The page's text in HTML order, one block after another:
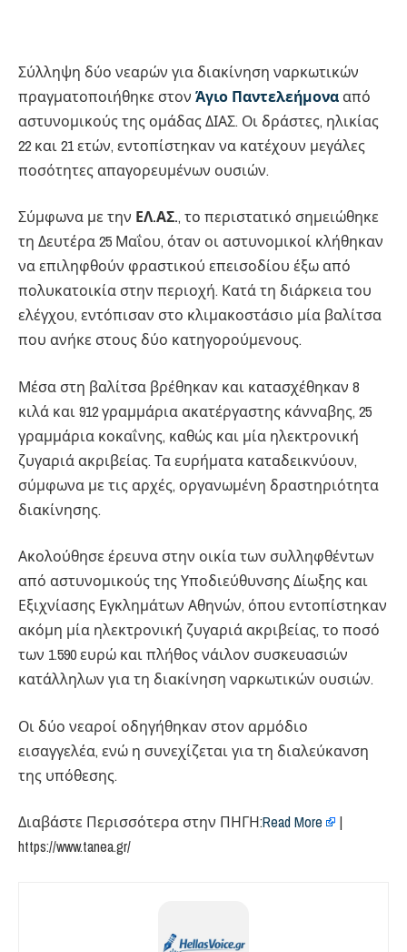
Σύλληψη δύο νεαρών για διακίνηση ναρκωτικών
πραγματοποιήθηκε στον Άγιο Παντελεήμονα από
αστυνομικούς της ομάδας ΔΙΑΣ. Οι δράστες, ηλικίας
22 και 21 ετών, εντοπίστηκαν να κατέχουν μεγάλες
ποσότητες απαγορευμένων ουσιών.
Σύμφωνα με την ΕΛ.ΑΣ., το περιστατικό σημειώθηκε
τη Δευτέρα 25 Μαΐου, όταν οι αστυνομικοί κλήθηκαν
να επιληφθούν φραστικού επεισοδίου έξω από
πολυκατοικία στην περιοχή. Κατά τη διάρκεια του
ελέγχου, εντόπισαν στο κλιμακοστάσιο μία βαλίτσα
που ανήκε στους δύο κατηγορούμενους.
Μέσα στη βαλίτσα βρέθηκαν και κατασχέθηκαν 8
κιλά και 912 γραμμάρια ακατέργαστης κάνναβης, 25
γραμμάρια κοκαΐνης, καθώς και μία ηλεκτρονική
ζυγαριά ακριβείας. Τα ευρήματα καταδεικνύουν,
σύμφωνα με τις αρχές, οργανωμένη δραστηριότητα
διακίνησης.
Ακολούθησε έρευνα στην οικία των συλληφθέντων
από αστυνομικούς της Υποδιεύθυνσης Δίωξης και
Εξιχνίασης Εγκλημάτων Αθηνών, όπου εντοπίστηκαν
ακόμη μία ηλεκτρονική ζυγαριά ακριβείας, το ποσό
των 1.590 ευρώ και πλήθος νάιλον συσκευασιών
κατάλληλων για τη διακίνηση ναρκωτικών ουσιών.
Οι δύο νεαροί οδηγήθηκαν στον αρμόδιο
εισαγγελέα, ενώ η συνεχίζεται για τη διαλεύκανση
της υπόθεσης.
Διαβάστε Περισσότερα στην ΠΗΓΗ:​Read More
|
https://www.tanea.gr/